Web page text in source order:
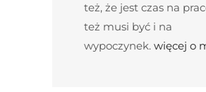
też, że jest czas na
też musi być i na
wypoczynek. więcej o